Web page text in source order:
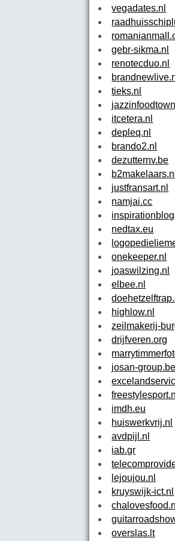
vegadates.nl
gebr-sikma.nl
renotecduo.nl
tieks.nl
itcetera.nl
depleq.nl
brando2.nl
dezutternv.be
b2makelaars.nl
justfransart.nl
namjai.cc
nedtax.eu
onekeeper.nl
joaswilzing.nl
elbee.nl
highlow.nl
zeilmakerij-
drijfveren.org
josan-group.be
freestylesport.nl
imdh.eu
huiswerkvrij.nl
avdpijl.nl
iab.gr
lejoujou.nl
kruyswijk-ict.nl
chalovesfood.nl
overslas.lt